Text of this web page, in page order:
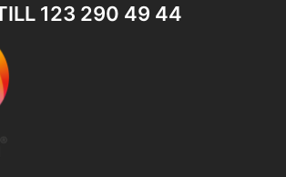
123 290 49 44